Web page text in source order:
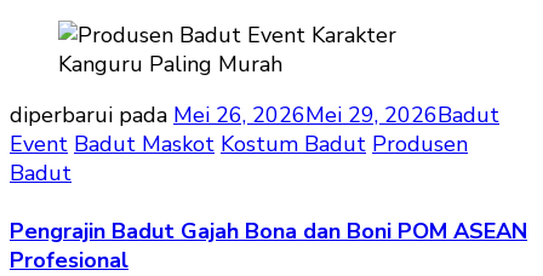
diperbarui pada Mei 26, 2026Mei 29, 2026Badut
Event Badut Maskot Kostum Badut Produsen
Badut
Pengrajin Badut Gajah Bona dan Boni POM ASEAN
Profesional